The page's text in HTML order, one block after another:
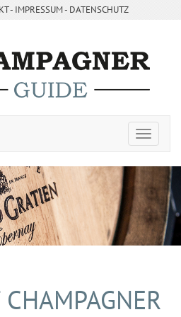
- ­ IMPRESSUM- DATENSCHUTZ